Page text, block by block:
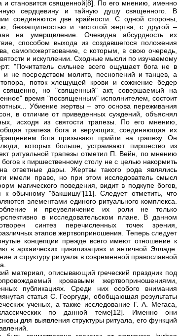
и становится священной[8]. По его мнению, именно
сердцевину и тайную душу священного. В
соединяются две крайности. С одной стороны,
беззащитностью и чистотой жертва, с другой –
на умерщвление. Очевидна абсурдность их
способом выхода из создавшегося положения
самопожертвование, с которым, в свою очередь,
и искуплении. Сходные мысли по изучаемому
"Почитатель сильнее всего ощущает бога не в
и не посредством молитв, песнопений и танцев, а
поток хлещущей крови и сожжение бедер
священно, но "священный" акт, совершаемый на
время "посвященным" исполнителем, состоит
Убиение жертвы – это основа переживания
в отличие от приведенных суждений, объяснял
исходя из святости трапезы. По его мнению,
трапеза бога и верующих, соединяющая их
бога призывают прийти на трапезу. Он
которых больше, устраивают пиршество из
ритуальной трапезы отметил П. Вейн, по мнению
богов к пиршественному столу не с целью накормить
ответные дары. Жертвы такого рода являлись
имели право, но при этом исследователь смысл
магического поведения, видит в подкупе богов,
к обычному "бакшишу"[11]. Следует отметить, что
элементами единого ритуального комплекса.
и преувеличение их роли не только
в исследовательском плане. В данном
синтез перечисленных точек зрения,
этапов жертвоприношения. Теперь следует
концепции прежде всего имеют отношение к
в архаических цивилизациях и античной Элладе.
и структуру ритуала в современной православной
материал, описывающий греческий праздник под
кровавыми жертвоприношениями,
публикациях. Среди них особого внимания
статья С. Георгуди, обобщающая результаты
ученых, а также исследование Г. А. Мегаса,
по данной теме[12]. Именно они
для выявления структуры ритуала, его функций